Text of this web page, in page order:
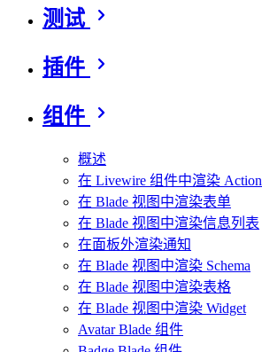
测试
插件
组件
概述
在 Livewire 组件中渲染 Action
在 Blade 视图中渲染表单
在 Blade 视图中渲染信息列表
在面板外渲染通知
在 Blade 视图中渲染 Schema
在 Blade 视图中渲染表格
在 Blade 视图中渲染 Widget
Avatar Blade 组件